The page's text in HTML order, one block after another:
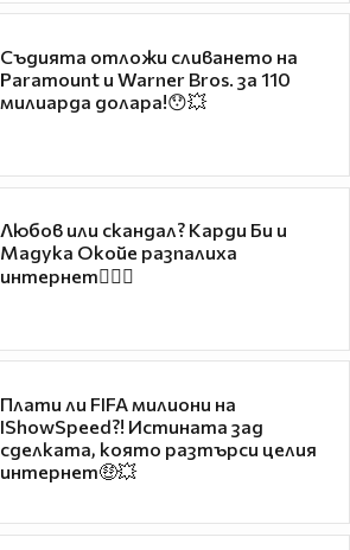
Съдията отложи сливането на
Paramount и Warner Bros. за 110
милиарда долара!😯💥
Любов или скандал? Карди Би и
Мадука Окойе разпалиха
интернет❤️‍🔥🔥
Плати ли FIFA милиони на
IShowSpeed?! Истината зад
сделката, която разтърси целия
интернет🤑💥